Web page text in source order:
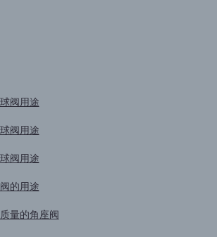
阀用途
阀用途
阀用途
的用途
量的角座阀